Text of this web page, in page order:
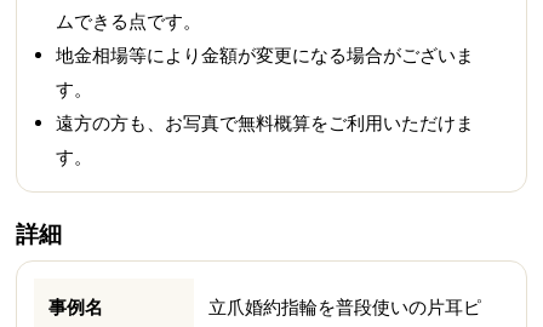
ムできる点です。
地金相場等により金額が変更になる場合がございま
す。
遠方の方も、お写真で無料概算をご利用いただけま
す。
詳細
事例名
立爪婚約指輪を普段使いの片耳ピ